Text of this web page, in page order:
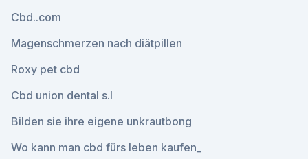
Cbd..com
Magenschmerzen nach diätpillen
Roxy pet cbd
Cbd union dental s.l
Bilden sie ihre eigene unkrautbong
Wo kann man cbd fürs leben kaufen_